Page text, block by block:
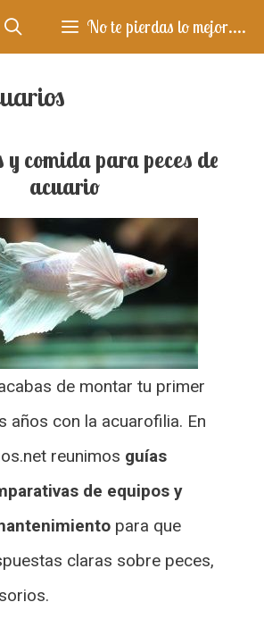
No te pierdas lo mejor....
y comida para peces de
acuario
de montar tu primer
años con la acuarofilia. En
reunimos guías
de equipos y
para que
claras sobre peces,